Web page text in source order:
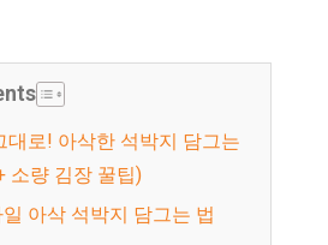
소량 김장 꿀팁)
일 아삭 석박지 담그는 법